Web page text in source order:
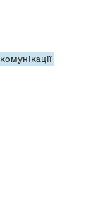
комунікації